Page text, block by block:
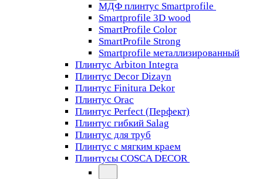
МДФ плинтус Smartprofile
Smartprofile 3D wood
SmartProfile Color
SmartProfile Strong
Smartprofile металлизированный
Плинтус Arbiton Integra
Плинтус Decor Dizayn
Плинтус Finitura Dekor
Плинтус Orac
Плинтус Perfect (Перфект)
Плинтус гибкий Salag
Плинтус для труб
Плинтус с мягким краем
Плинтусы COSCA DECOR